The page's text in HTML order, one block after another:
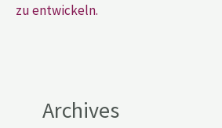
zu entwickeln.
Archives